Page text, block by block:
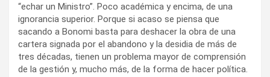
“echar un Ministro”. Poco académica y encima, de una
ignorancia superior. Porque si acaso se piensa que
sacando a Bonomi basta para deshacer la obra de una
cartera signada por el abandono y la desidia de más de
tres décadas, tienen un problema mayor de comprensión
de la gestión y, mucho más, de la forma de hacer política.